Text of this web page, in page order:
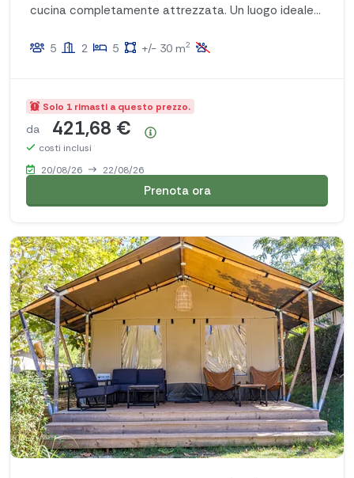
cucina completamente attrezzata. Un luogo ideale
5 2 5 +/- 30 m2
Solo 1 rimasti a questo prezzo.
da 421,68 €
costi inclusi
20/08/26
22/08/26
Prenota ora